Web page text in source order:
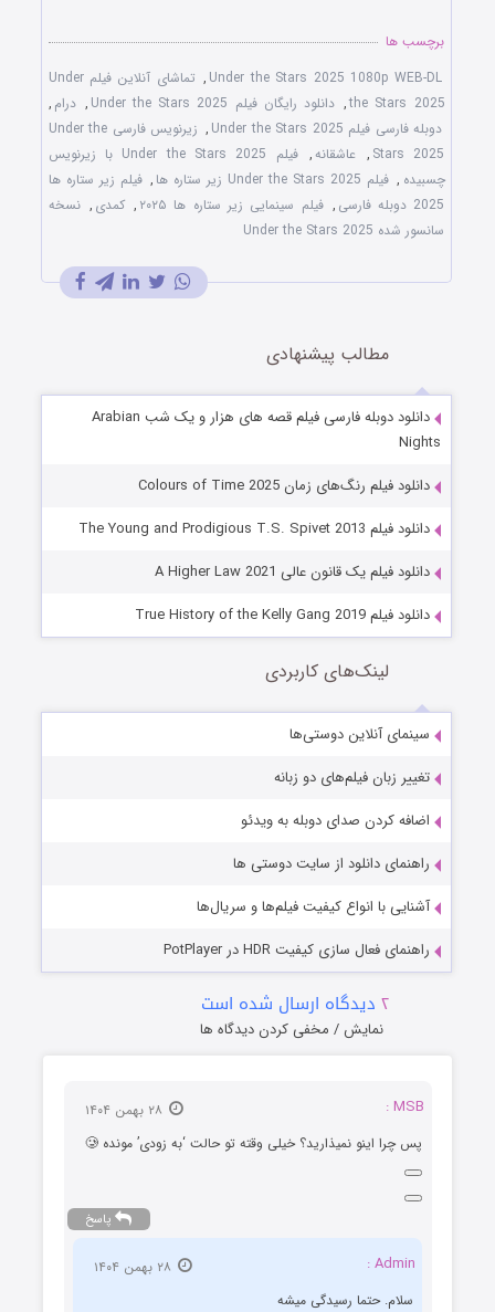
برچسب ها
Under the Stars 2025 1080p WEB-DL
,
تماشای آنلاین فیلم Under
the Stars 2025
, دانلود رایگان فیلم Under the Stars 2025 , درام ,
دوبله فارسی فیلم Under the Stars 2025
,
زیرنویس فارسی Under the
Stars 2025
, عاشقانه,
فیلم Under the Stars 2025 با زیرنویس
چسبیده , فیلم Under the Stars 2025 زیر ستاره ها , فیلم زیر ستاره ها
2025 دوبله فارسی
, فیلم سینمایی زیر ستاره ها ۲۰۲۵ , کمدی , نسخه
سانسور شده Under the Stars 2025
مطالب پیشنهادی
دانلود دوبله فارسی فیلم قصه های هزار و یک شب Arabian
Nights
دانلود فیلم رنگ‌های زمان Colours of Time 2025
دانلود فیلم The Young and Prodigious T.S. Spivet 2013
دانلود فیلم یک قانون عالی A Higher Law 2021
دانلود فیلم True History of the Kelly Gang 2019
لینک‌های کاربردی
سینمای آنلاین دوستی‌ها
تغییر زبان فیلم‌های دو زبانه
اضافه کردن صدای دوبله به ویدئو
راهنمای دانلود از سایت دوستی ها
آشنایی با انواع کیفیت فیلم‌ها و سریال‌ها
راهنمای فعال سازی کیفیت HDR در PotPlayer
۲ دیدگاه ارسال شده است
نمایش / مخفی کردن دیدگاه ها
MSB :
پس چرا اینو نمیذارید؟ خیلی وقته تو حالت ‘به زودی’ مونده 🥲
پاسخ
Admin :
سلام. حتما رسیدگی میشه